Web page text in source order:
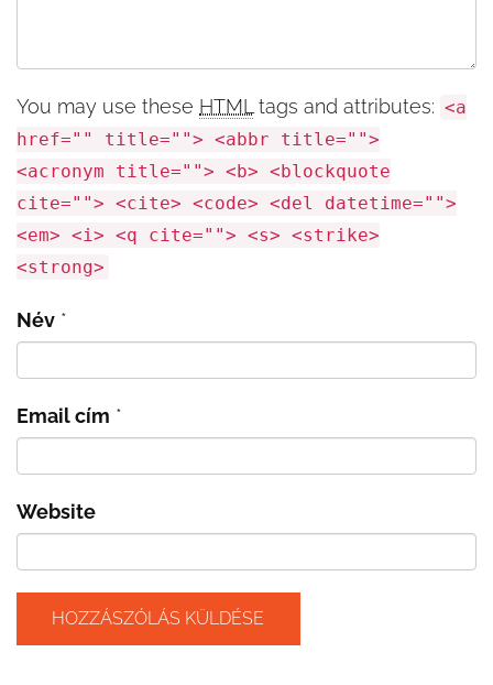
You may use these HTML tags and attributes: <a
href="" title=""> <abbr title="">
<acronym title=""> <b> <blockquote
cite=""> <cite> <code> <del datetime="">
<em> <i> <q cite=""> <s> <strike>
<strong>
Név *
Email cím *
Website